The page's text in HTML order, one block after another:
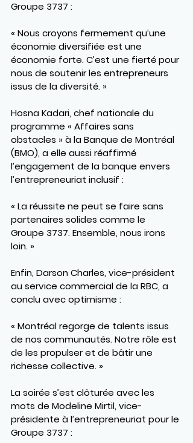
Groupe 3737 :
« Nous croyons fermement qu’une
économie diversifiée est une
économie forte. C’est une fierté pour
nous de soutenir les entrepreneurs
issus de la diversité. »
Hosna Kadari, chef nationale du
programme « Affaires sans
obstacles » à la Banque de Montréal
(BMO), a elle aussi réaffirmé
l’engagement de la banque envers
l’entrepreneuriat inclusif :
« La réussite ne peut se faire sans
partenaires solides comme le
Groupe 3737. Ensemble, nous irons
loin. »
Enfin, Darson Charles, vice-président
au service commercial de la RBC, a
conclu avec optimisme :
« Montréal regorge de talents issus
de nos communautés. Notre rôle est
de les propulser et de bâtir une
richesse collective. »
La soirée s’est clôturée avec les
mots de Modeline Mirtil, vice-
présidente à l’entrepreneuriat pour le
Groupe 3737 :